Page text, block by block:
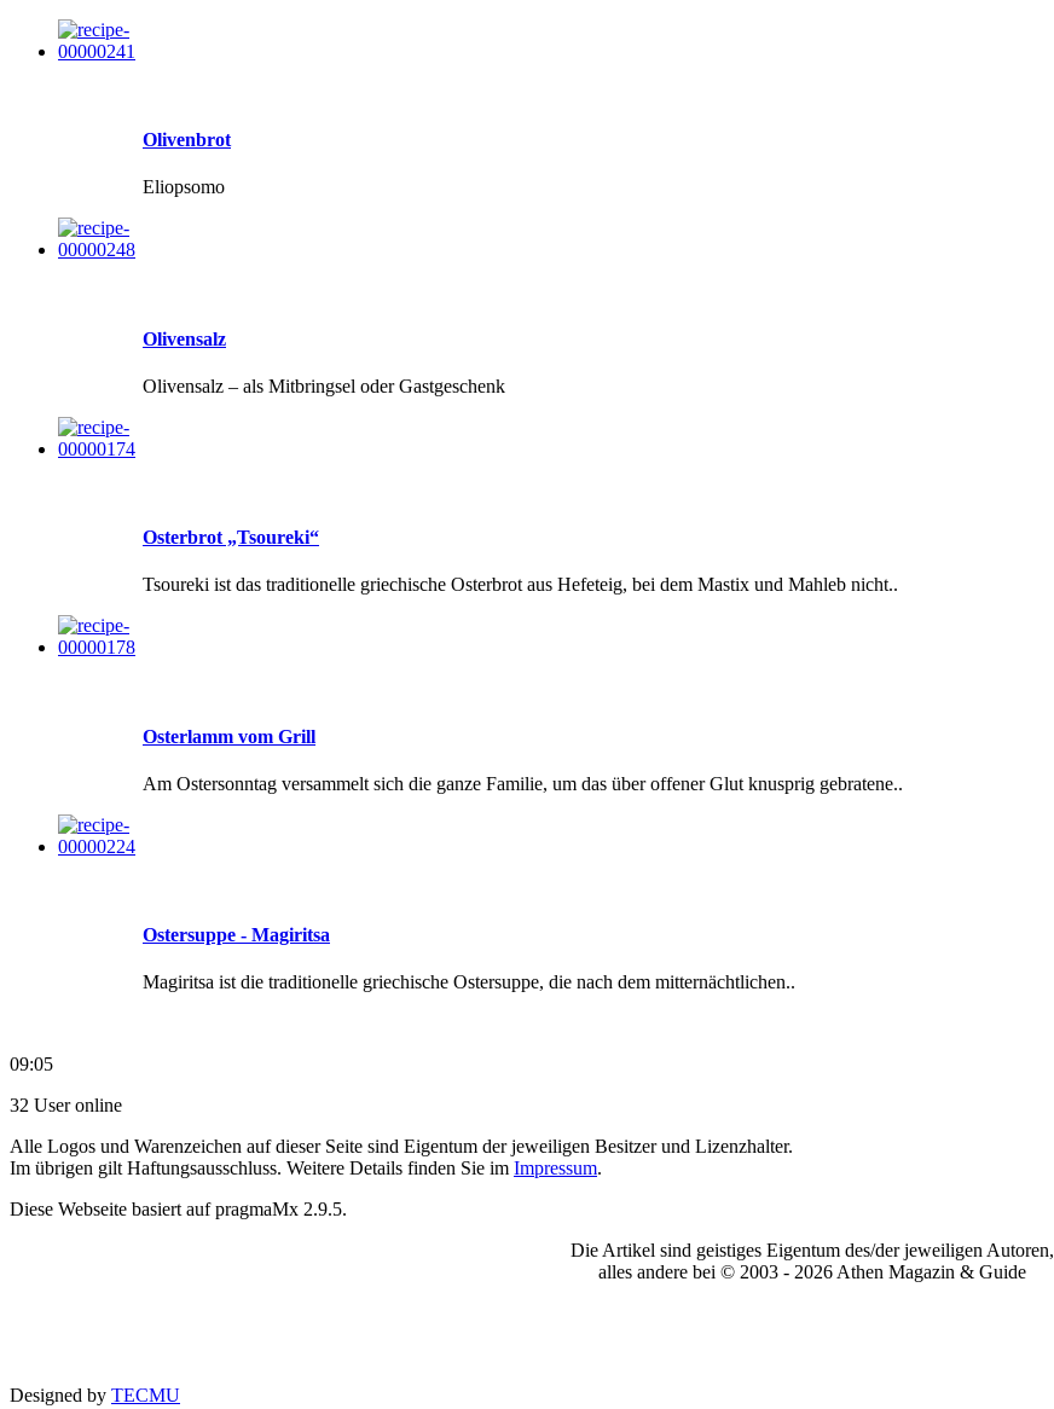
Olivenbrot
Eliopsomo
Olivensalz
Olivensalz – als Mitbringsel oder Gastgeschenk
Osterbrot „Tsoureki“
Tsoureki ist das traditionelle griechische Osterbrot aus Hefeteig, bei dem Mastix und Mahleb nicht..
Osterlamm vom Grill
Am Ostersonntag versammelt sich die ganze Familie, um das über offener Glut knusprig gebratene..
Ostersuppe - Magiritsa
Magiritsa ist die traditionelle griechische Ostersuppe, die nach dem mitternächtlichen..
09:05
32 User online
Alle Logos und Warenzeichen auf dieser Seite sind Eigentum der jeweiligen Besitzer und Lizenzhalter.
Im übrigen gilt Haftungsausschluss. Weitere Details finden Sie im Impressum.
Diese Webseite basiert auf pragmaMx 2.9.5.
Die Artikel sind geistiges Eigentum des/der jeweiligen Autoren,
alles andere bei © 2003 - 2026 Athen Magazin & Guide
Designed by TECMU